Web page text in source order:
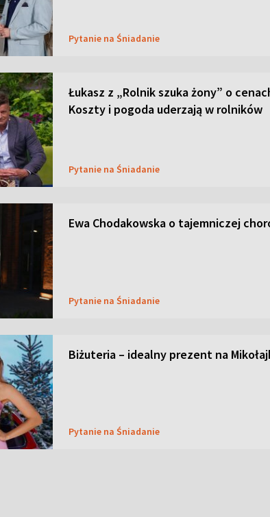
Pytanie na Śniadanie
Łukasz z „Rolnik szuka żony” o
Koszty i pogoda uderzają w rolników
Pytanie na Śniadanie
Ewa Chodakowska o tajemniczej
Pytanie na Śniadanie
Biżuteria – idealny prezent na
Pytanie na Śniadanie